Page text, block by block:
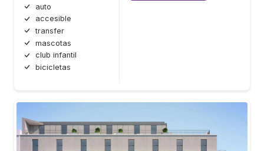
auto
accesible
transfer
mascotas
club infantil
bicicletas